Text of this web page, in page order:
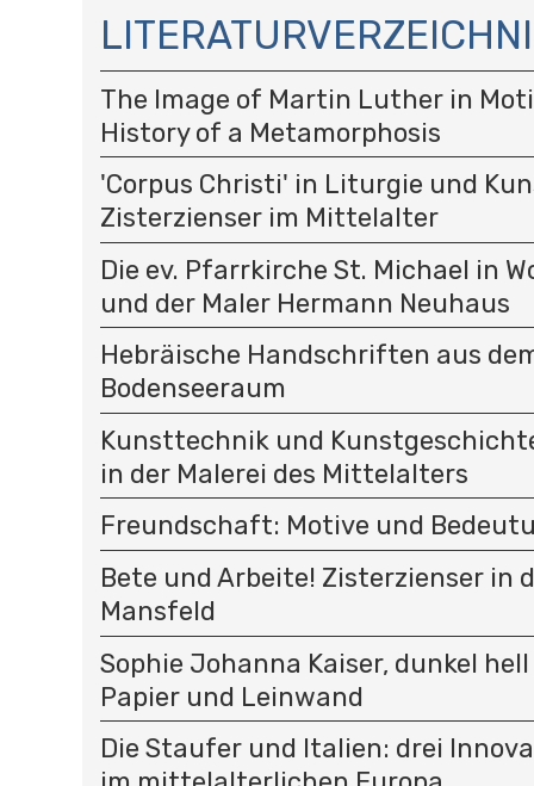
A
V
I
G
A
T
I
O
N
The Image of Martin Luther in
History of a Metamorphosis
'Corpus Christi' in Liturgie und
Zisterzienser im Mittelalter
Die ev. Pfarrkirche St. Michael in
und der Maler Hermann Neuhaus
Hebräische Handschriften aus
Bodenseeraum
Kunsttechnik und
in der Malerei des Mittelalters
Freundschaft: Motive und
Bete und Arbeite! Zisterzienser in
Mansfeld
Sophie Johanna Kaiser, dunkel
Papier und Leinwand
Die Staufer und Italien: drei